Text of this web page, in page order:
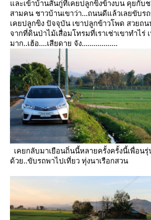
ละเข้าบ้านสันกู่ที่เคยปลูกขิงข้างบน คุยกับช
สามคน ชาวบ้านเขาว่า...ถนนดีแล้วเลยขับร
เคยปลูกขิง ปัจจุบัน เขาปลูกข้าวโพด สวยถน
จากที่ดินป่าไม้เสื่อมโทรมที่เราเช่าเขาทำไร่
มาก..เฮ้อ....เสียดาย จัง..................
เคยกลับมาเยือนถิ่นนี้หลายครั้งครั้งนี้เพื่อน
ด้วย..ขับรถพาไปเที่ยว ทุ่งนาเรือกสวน